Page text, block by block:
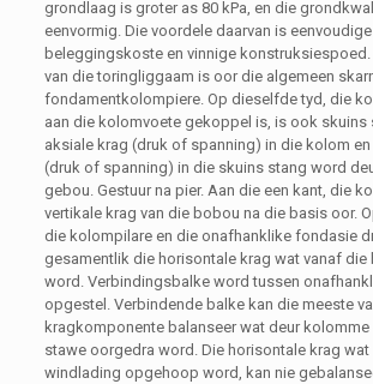
grondlaag is groter as 80 kPa, en die
eenvormig. Die voordele daarvan is
beleggingskoste en vinnige
van die toringliggaam is oor die algemeen
fondamentkolompiere. Op dieselfde tyd, die
aan die kolomvoete gekoppel is, is ook skuins
aksiale krag (druk of spanning) in die kolom
(druk of spanning) in die skuins stang word
gebou. Gestuur na pier. Aan die een kant, die
vertikale krag van die bobou na die basis oor.
die kolompilare en die onafhanklike fondasie
gesamentlik die horisontale krag wat vanaf
word. Verbindingsbalke word tussen
opgestel. Verbindende balke kan die meeste
kragkomponente balanseer wat deur
stawe oorgedra word. Die horisontale krag
windlading opgehoop word, kan nie